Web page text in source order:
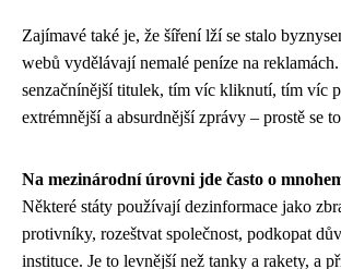
Zajímavé také je, že šíření lží se stalo
webů vydělávají nemalé peníze na
senzační­nější titulek, tím víc kliknutí, tím víc
extrémnější a absurdnější zprávy – prostě se
Na mezinárodní úrovni jde často o
Některé státy používají dezinformace jako
protivníky, rozeštvat společnost, podkopat
instituce. Je to levnější než tanky a rakety, a